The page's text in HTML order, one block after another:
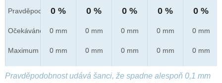
Pravděpod.
Očekáváno
Maximum
0 %
0 mm
0 mm
0 %
0 mm
0 mm
0 %
0 mm
0 mm
0 %
0 mm
0 mm
0 %
0 mm
0 mm
Pravděpodobnost udává šanci, že spadne alespoň 0,1 mm